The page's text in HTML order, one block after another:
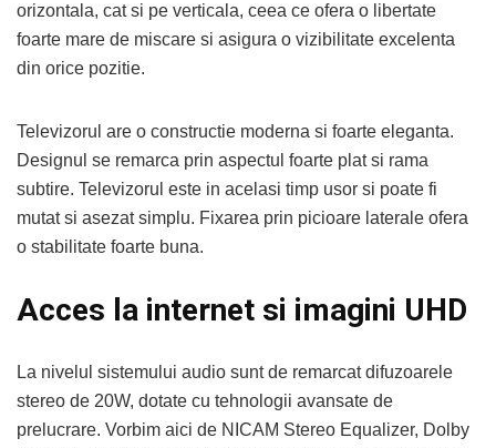
orizontala, cat si pe verticala, ceea ce ofera o libertate
foarte mare de miscare si asigura o vizibilitate excelenta
din orice pozitie.
Televizorul are o constructie moderna si foarte eleganta.
Designul se remarca prin aspectul foarte plat si rama
subtire. Televizorul este in acelasi timp usor si poate fi
mutat si asezat simplu. Fixarea prin picioare laterale ofera
o stabilitate foarte buna.
Acces la internet si imagini UHD
La nivelul sistemului audio sunt de remarcat difuzoarele
stereo de 20W, dotate cu tehnologii avansate de
prelucrare. Vorbim aici de NICAM Stereo Equalizer, Dolby